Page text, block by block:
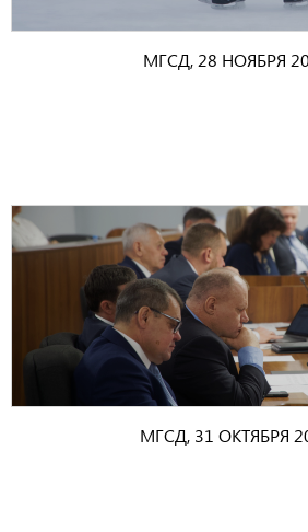
МГСД, 28 НОЯБРЯ
МГСД, 31 ОКТЯБРЯ